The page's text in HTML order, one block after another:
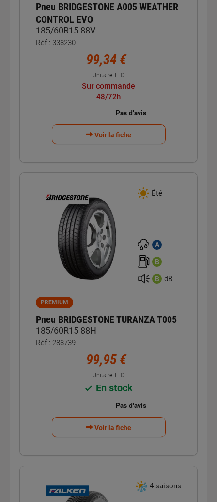
Pneu BRIDGESTONE A005 WEATHER
CONTROL EVO
185/60R15 88V
Réf : 338230
99,34 €
Unitaire TTC
Sur commande
48/72h
Voir la fiche
Été
A
B
B dB
PREMIUM
Pneu BRIDGESTONE TURANZA T005
185/60R15 88H
Réf : 288739
99,95 €
Unitaire TTC
En stock
Voir la fiche
4 saisons